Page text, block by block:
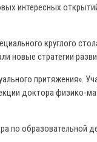
интересных
круглого
стратегии
притяжения».
доктора физико-
по образовательной